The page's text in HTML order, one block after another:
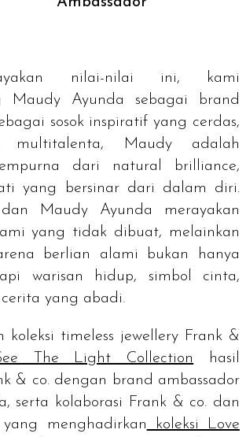
nilai-nilai ini, kami
Maudy Ayunda sebagai
brand
sosok inspiratif yang cerdas,
multitalenta, Maudy adalah
dari natural brilliance,
yang bersinar dari dalam diri.
Maudy Ayunda merayakan
yang tidak dibuat, melainkan
berlian alami bukan hanya
warisan hidup, simbol cinta,
yang abadi.
koleksi timeless jewellery Frank &
The Light Collection
hasil
& co. dengan brand ambassador
serta kolaborasi Frank & co. dan
menghadirkan koleksi Love